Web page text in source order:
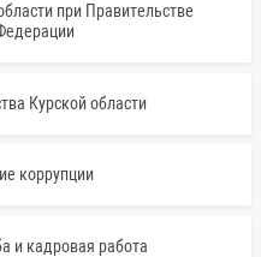
при Правительстве
Курской области
коррупции
и кадровая работа